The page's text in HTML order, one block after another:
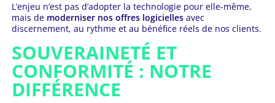
L’enjeu n’est pas d’adopter la technologie pour elle-même,
mais de moderniser nos offres logiciellesavec
discernement, au rythme et au bénéfice réels de nos clients.
SOUVERAINETÉ ET
CONFORMITÉ : NOTRE
DIFFÉRENCE